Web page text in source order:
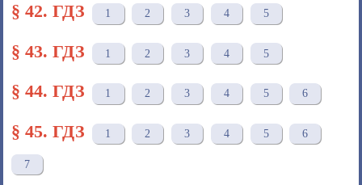
§ 42. ГДЗ 1 2 3 4 5
§ 43. ГДЗ 1 2 3 4 5
§ 44. ГДЗ 1 2 3 4 5 6
§ 45. ГДЗ 1 2 3 4 5 6
7